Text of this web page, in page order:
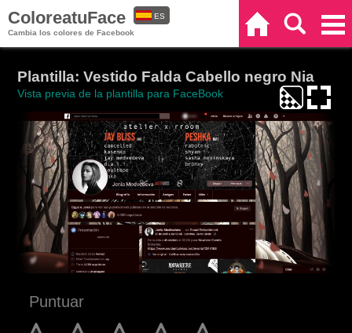
ColoreatuFace
Cambia los colores de Facebook
ES
Plantilla: Vestido Falda Cabello negro Nia
Vista previa de la plantilla para FaceBook
Puntuar